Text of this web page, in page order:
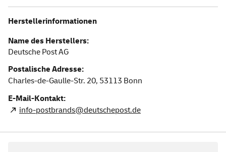
Herstellerinformationen
Name des Herstellers:
Deutsche Post AG
Postalische Adresse:
Charles-de-Gaulle-Str. 20, 53113 Bonn
E-Mail-Kontakt:
info-postbrands@deutschepost.de